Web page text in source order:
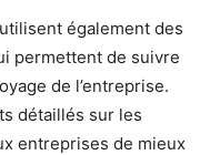
également des
permettent de suivre
de l’entreprise.
détaillés sur les
entreprises de mieux